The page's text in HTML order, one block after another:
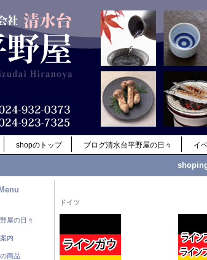
shopのトップ ブログ清水台平野屋の日々 イ
Menu
屋の日々
内
商品
ドイツ